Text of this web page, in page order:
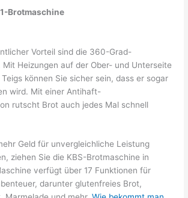
Brotmaschine
Vorteil sind die 360-Grad-
Mit Heizungen auf der Ober- und Unterseite
können Sie sicher sein, dass er sogar
wird. Mit einer Antihaft-
rutscht Brot auch jedes Mal schnell
Geld für unvergleichliche Leistung
ziehen Sie die KBS-Brotmaschine in
verfügt über 17 Funktionen für
darunter glutenfreies Brot,